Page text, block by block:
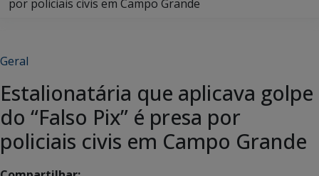
por policiais civis em Campo Grande
Geral
Estalionatária que aplicava golpe
do “Falso Pix” é presa por
policiais civis em Campo Grande